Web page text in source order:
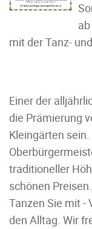
mit der Tanz-
Einer der
die Prämierung
Kleingärten
traditioneller
schönen
Tanzen Sie mit -
den Alltag. Wir